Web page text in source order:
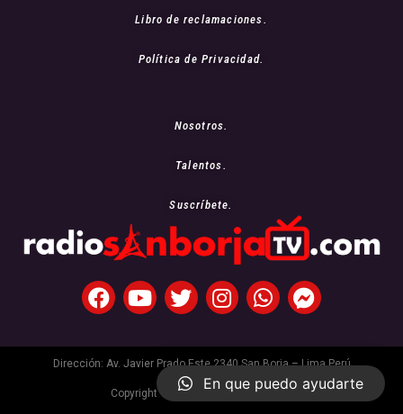
Libro de reclamaciones.
Política de Privacidad.
Nosotros.
Talentos.
Suscríbete.
Dirección: Av. Javier Prado Este 2340 San Borja – Lima Perú
Copyright © 2021 Radio San Borja Tv
En que puedo ayudarte